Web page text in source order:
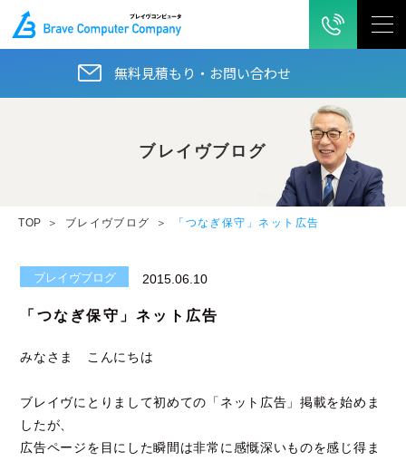
無料見積もり・お問い合わせ
ブレイヴブログ
TOP ブレイヴブログ 「つなぎ保守」ネット広告
ブレイヴブログ 2015.06.10
「つなぎ保守」ネット広告
みなさま こんにちは
ブレイヴにとりまして初めての「ネット広告」掲載を始めま
したが、
広告ページを目にした瞬間は非常に感慨深いものを感じ得ま